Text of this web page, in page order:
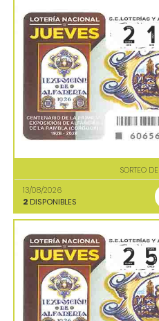
SORTEO
13/08/2026
2 DISPONIBLES